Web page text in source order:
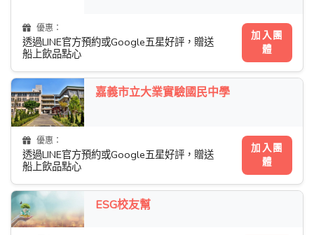
優惠：
透過LINE官方預約或Google五星好評，贈送
船上飲品點心
加入團
體
嘉義市立大業實驗國民中學
優惠：
透過LINE官方預約或Google五星好評，贈送
船上飲品點心
加入團
體
ESG校友幫